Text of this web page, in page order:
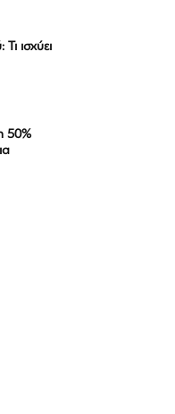
ισχύει
50%